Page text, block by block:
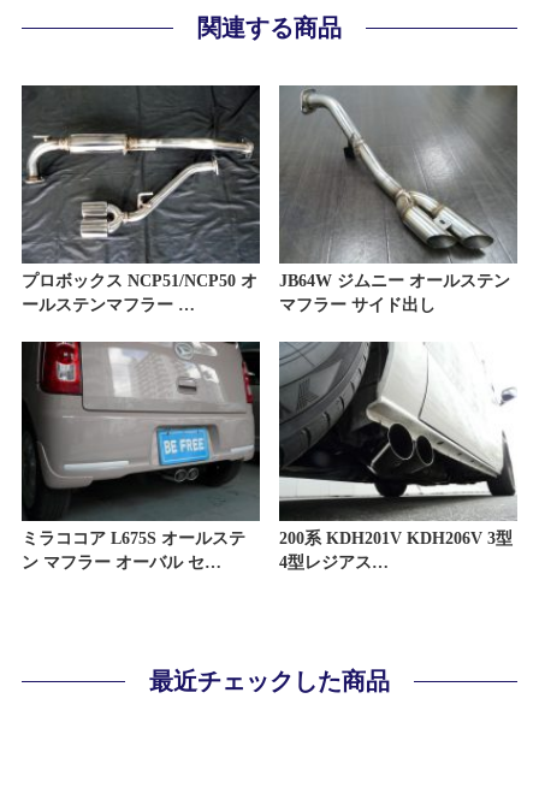
関連する商品
プロボックス NCP51/NCP50 オ
ールステンマフラー …
JB64W ジムニー オールステン
マフラー サイド出し
ミラココア L675S オールステ
ン マフラー オーバル セ…
200系 KDH201V KDH206V 3型
4型レジアス…
最近チェックした商品